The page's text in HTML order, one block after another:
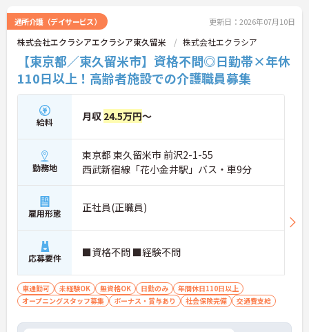
◆施設ごとの課題を話し合う「スタッフミーティン
グ」や、利用者様へのケアを考える「ケースカンフ
ァレンス」を実施しています。新人・ベテランに関
係なく意見交換を行い、みんなで解決策を考えるフ
ラットな関係性です。また、虐待防止研修などを通
じて「良いケア・悪いケア」の線引きを明確にし、
職員全員が安心して働ける、誇りを持てる職場環境
づくりに取り組んでいます。
通所介護（デイサービス） 更新日：2026年07月10日
株式会社エクラシアエクラシア東久留米 株式会社エクラシア
【東京都／東久留米市】資格不問◎日勤帯×年休
110日以上！高齢者施設での介護職員募集
給料 月収 24.5万円～
勤務地
東京都 東久留米市 前沢2-1-55
西武新宿線「花小金井駅」バス・車9分
雇用形態 正社員(正職員)
応募要件 ■資格不問 ■経験不問
車通勤可 未経験OK 無資格OK 日勤のみ
年間休日110日以上
オープニングスタッフ募集
ボーナス・賞与あり 社会保険完備 交通費支給